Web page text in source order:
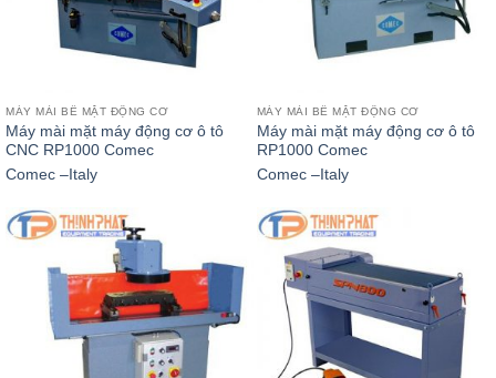
MÁY MÀI BỀ MẶT ĐỘNG CƠ
Máy mài mặt máy động cơ ô tô
CNC RP1000 Comec
Comec –Italy
MÁY MÀI BỀ MẶT ĐỘNG CƠ
Máy mài mặt máy động cơ ô tô
RP1000 Comec
Comec –Italy